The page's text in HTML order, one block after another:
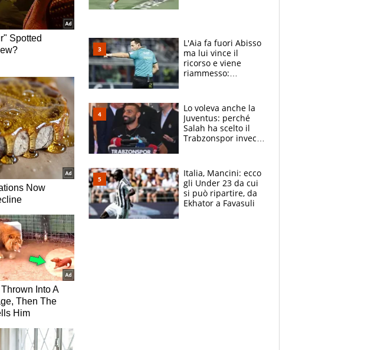
L'Aia fa fuori Abisso
ma lui vince il
ricorso e viene
riammesso:
Lo voleva anche la
Juventus: perché
Salah ha scelto il
Trabzonspor invece
Italia, Mancini: ecco
gli Under 23 da cui
si può ripartire, da
Ekhator a Favasuli